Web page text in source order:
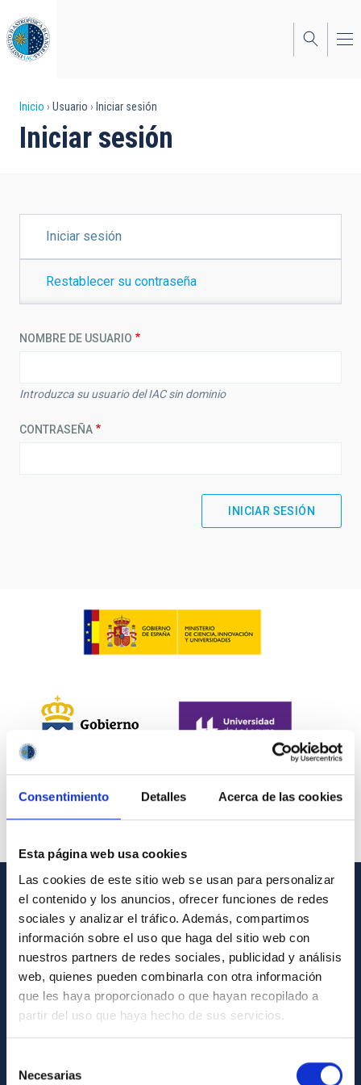
Consentimiento Detalles Acerca de las cookies
Esta página web usa cookies
Las cookies de este sitio web se usan para personalizar
el contenido y los anuncios, ofrecer funciones de redes
sociales y analizar el tráfico. Además, compartimos
información sobre el uso que haga del sitio web con
nuestros partners de redes sociales, publicidad y análisis
web, quienes pueden combinarla con otra información
que les haya proporcionado o que hayan recopilado a
partir del uso que haya hecho de sus servicios.
Necesarias
al
contenido
principal
Sobrescribir
enlaces
la
navegación
Inicio Usuario Iniciar sesión
Iniciar sesión
PRINCIPALES
Iniciar sesión
Restablecer su contraseña
NOMBRE DE USUARIO
Introduzca su usuario del IAC sin dominio
CONTRASEÑA
INFORMACIÓN GENERAL
Contacto
Cómo llegar al IAC
Directorio de personal
Biblioteca